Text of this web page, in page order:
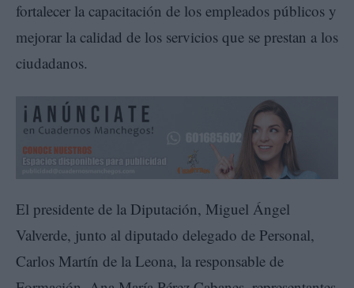
fortalecer la capacitación de los empleados públicos y
mejorar la calidad de los servicios que se prestan a los
ciudadanos.
El presidente de la Diputación, Miguel Ángel
Valverde, junto al diputado delegado de Personal,
Carlos Martín de la Leona, la responsable de